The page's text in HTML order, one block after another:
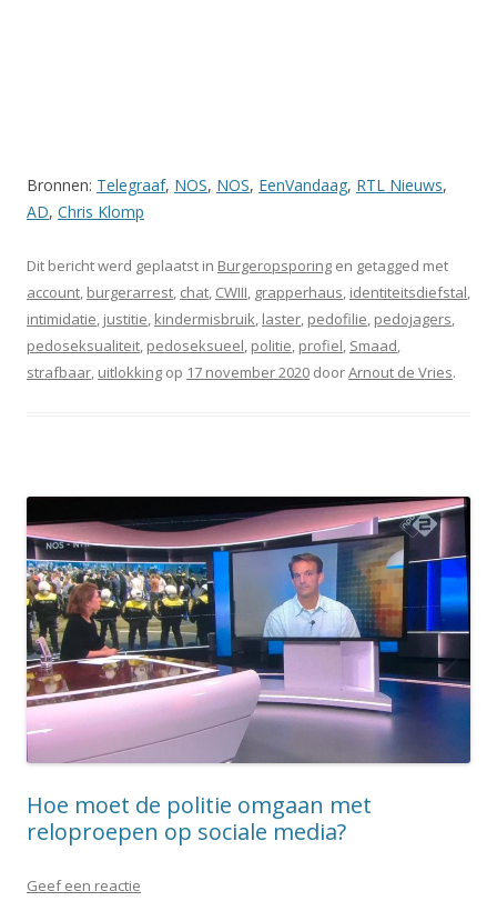
Bronnen: Telegraaf, NOS, NOS, EenVandaag, RTL Nieuws,
AD, Chris Klomp
Dit bericht werd geplaatst in Burgeropsporing en getagged met
account, burgerarrest, chat, CWIII, grapperhaus, identiteitsdiefstal,
intimidatie, justitie, kindermisbruik, laster, pedofilie, pedojagers,
pedoseksualiteit, pedoseksueel, politie, profiel, Smaad,
strafbaar, uitlokking op 17 november 2020 doorArnout de Vries.
Hoe moet de politie omgaan met
reloproepen op sociale media?
Geef een reactie